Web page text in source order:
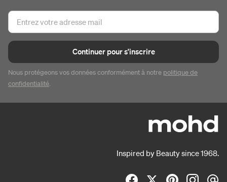
Continuer pour s'inscrire
Nous protégeons vos données conformément à notre politique de
confidentialité.
Inspired by Beauty since 1968.